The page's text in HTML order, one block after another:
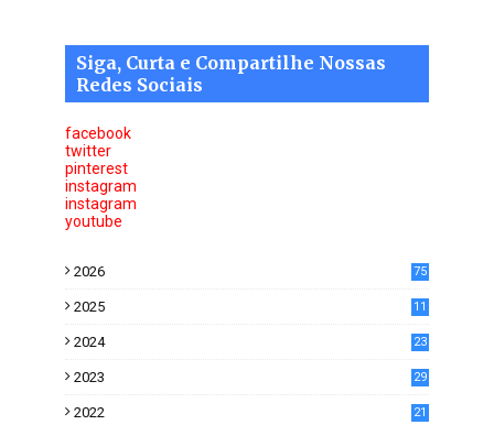
Siga, Curta e Compartilhe Nossas
Redes Sociais
facebook
twitter
pinterest
instagram
instagram
youtube
2026 75
2025
11
2024
23
2023
29
2022
21